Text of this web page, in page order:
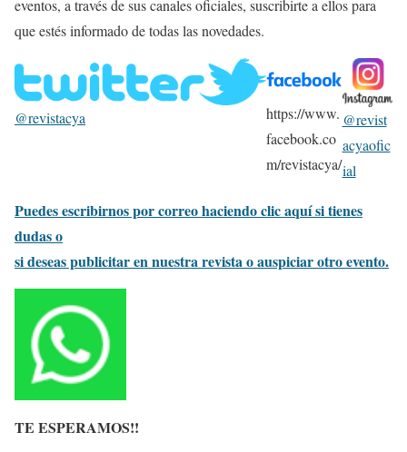
eventos, a través de sus canales oficiales, suscribirte a ellos para
que estés informado de todas las novedades.
@revistacya
https://www.
facebook.co
m/revistacya/
@revist
acyaofic
ial
Puedes escribirnos por correo haciendo clic aquí si tienes
dudas o
si deseas publicitar en nuestra revista o auspiciar otro evento.
TE ESPERAMOS!!